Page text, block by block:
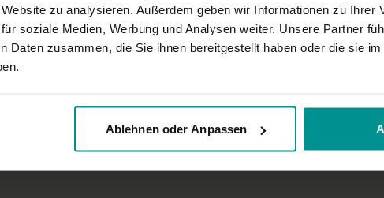
zu analysieren. Außerdem geben wir Informationen zu Ihrer
soziale Medien, Werbung und Analysen weiter. Unsere Partner
Daten zusammen, die Sie ihnen bereitgestellt haben oder die sie
Ablehnen oder Anpassen
Bug? weil ich es als Favorit gespeichert habe?), es wären sonst 5.